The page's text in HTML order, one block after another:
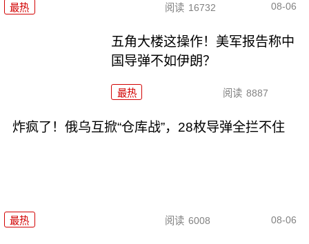
最热 阅读 16732 08-06
五角大楼这操作！美军报告称中
国导弹不如伊朗？
最热 阅读 8887
炸疯了！俄乌互掀“仓库战”，28枚导弹全拦不住
最热 阅读 6008 08-06